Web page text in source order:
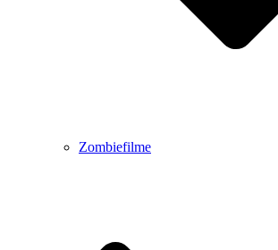
Zombiefilme